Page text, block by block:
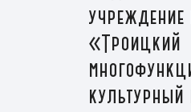
учреждение
«Троицкий